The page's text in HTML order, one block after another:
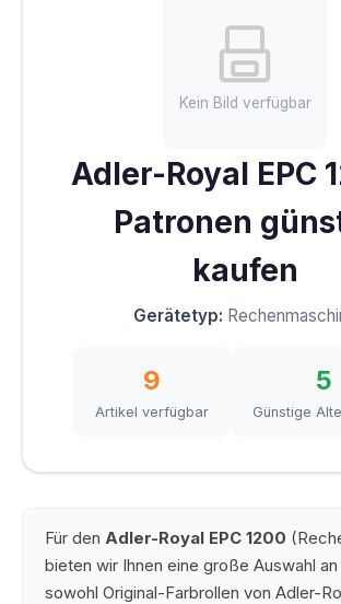
Kein Bild verfügbar
Adler-Royal EPC
Patronen
kaufen
Gerätetyp:
9
Artikel verfügbar
5
Günstige
Für den Adler-Royal EPC 1200
bieten wir Ihnen eine große Auswahl an
sowohl Original-Farbrollen von Adler-